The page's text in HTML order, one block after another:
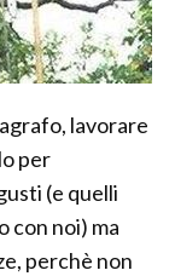
lavorare
per
(e quelli
con noi) ma
perchè non